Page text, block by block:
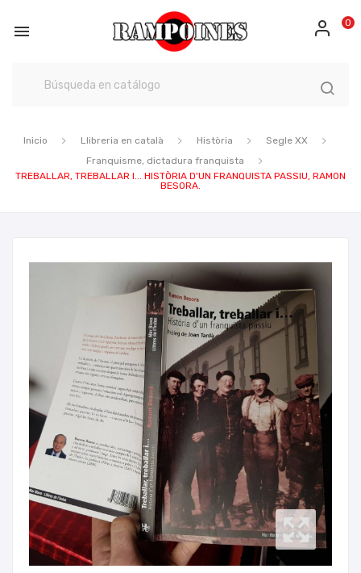
 0
Inicio Llibreria en català Història
Segle XX
Franquisme, dictadura franquista
TREBALLAR, TREBALLAR I... HISTÒRIA D'UN FRANQUISTA PASSIU, RAMON
BESORA.